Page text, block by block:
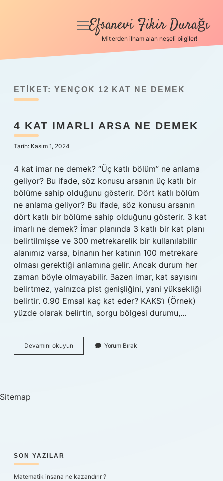
Anasayfa
Yasal Uyarı
Hakkımızda
menüyü
Efsanevi Fikir Durağı
Mitlerden ilham alan neşeli bilgiler!
ETIKET: YENÇOK 12 KAT NE DEMEK
4 KAT IMARLI ARSA NE DEMEK
Tarih: Kasım 1, 2024
4 kat imar ne demek? “Üç katlı bölüm” ne anlama
geliyor? Bu ifade, söz konusu arsanın üç katlı bir
bölüme sahip olduğunu gösterir. Dört katlı bölüm
ne anlama geliyor? Bu ifade, söz konusu arsanın
dört katlı bir bölüme sahip olduğunu gösterir. 3 kat
imarlı ne demek? İmar planında 3 katlı bir kat planı
belirtilmişse ve 300 metrekarelik bir kullanılabilir
alanımız varsa, binanın her katının 100 metrekare
olması gerektiği anlamına gelir. Ancak durum her
zaman böyle olmayabilir. Bazen imar, kat sayısını
belirtmez, yalnızca pist genişliğini, yani yüksekliği
belirtir. 0.90 Emsal kaç kat eder? KAKS’ı (Örnek)
yüzde olarak belirtin, sorgu bölgesi durumu,…
Devamını okuyun
Kat
Yorum Bırak
Sitemap
SIDEBAR
SON YAZILAR
Matematik insana ne kazandırır ?